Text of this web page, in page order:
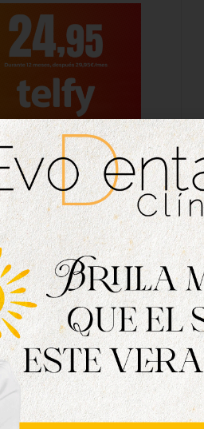
de la expresión.
también el lugar de
Y sucederá que, a
o de su entorno
todos los recursos